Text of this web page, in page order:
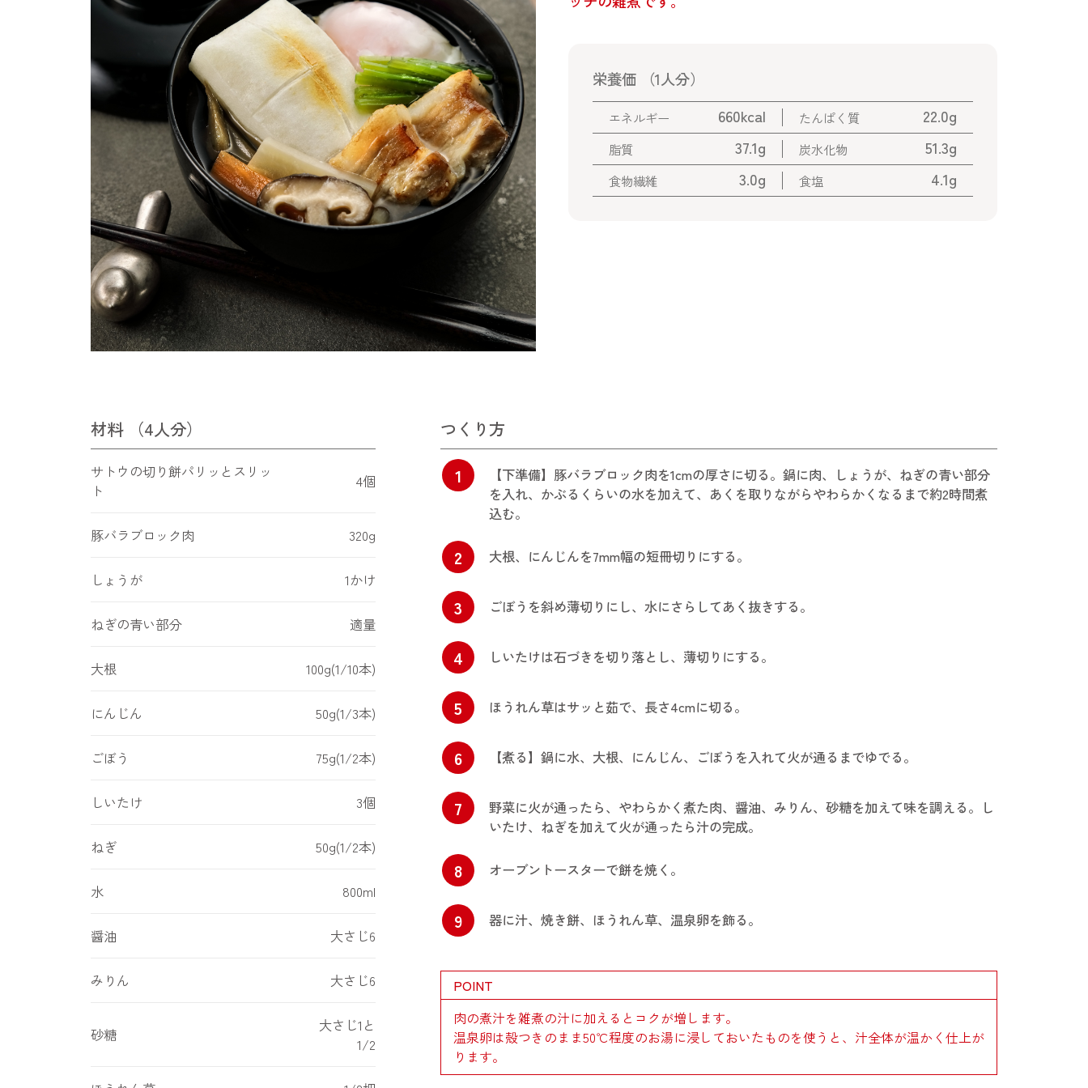
栄養価 （1人分）
エネルギー 660kcal たんぱく質 22.0g
脂質 37.1g 炭水化物 51.3g
食物繊維 3.0g 食塩 4.1g
材料 （4人分）
サトウの切り餅パリッとスリッ
ト
4個
豚バラブロック肉 320g
しょうが 1かけ
ねぎの青い部分 適量
大根 100g(1/10本)
にんじん 50g(1/3本)
ごぼう 75g(1/2本)
しいたけ 3個
ねぎ 50g(1/2本)
水 800ml
醤油 大さじ6
みりん 大さじ6
砂糖
大さじ1と
1/2
つくり方
1
【下準備】豚バラブロック肉を1cmの厚さに切る。鍋に肉、しょうが、ねぎの青い部分
を入れ、かぶるくらいの水を加えて、あくを取りながらやわらかくなるまで約2時間煮
込む。
2 大根、にんじんを7mm幅の短冊切りにする。
3 ごぼうを斜め薄切りにし、水にさらしてあく抜きする。
4 しいたけは石づきを切り落とし、薄切りにする。
5 ほうれん草はサッと茹で、長さ4cmに切る。
6 【煮る】鍋に水、大根、にんじん、ごぼうを入れて火が通るまでゆでる。
7
野菜に火が通ったら、やわらかく煮た肉、醤油、みりん、砂糖を加えて味を調える。し
いたけ、ねぎを加えて火が通ったら汁の完成。
8 オーブントースターで餅を焼く。
9 器に汁、焼き餅、ほうれん草、温泉卵を飾る。
POINT
肉の煮汁を雑煮の汁に加えるとコクが増します。
温泉卵は殻つきのまま50℃程度のお湯に浸しておいたものを使うと、汁全体が温かく仕上が
ります。